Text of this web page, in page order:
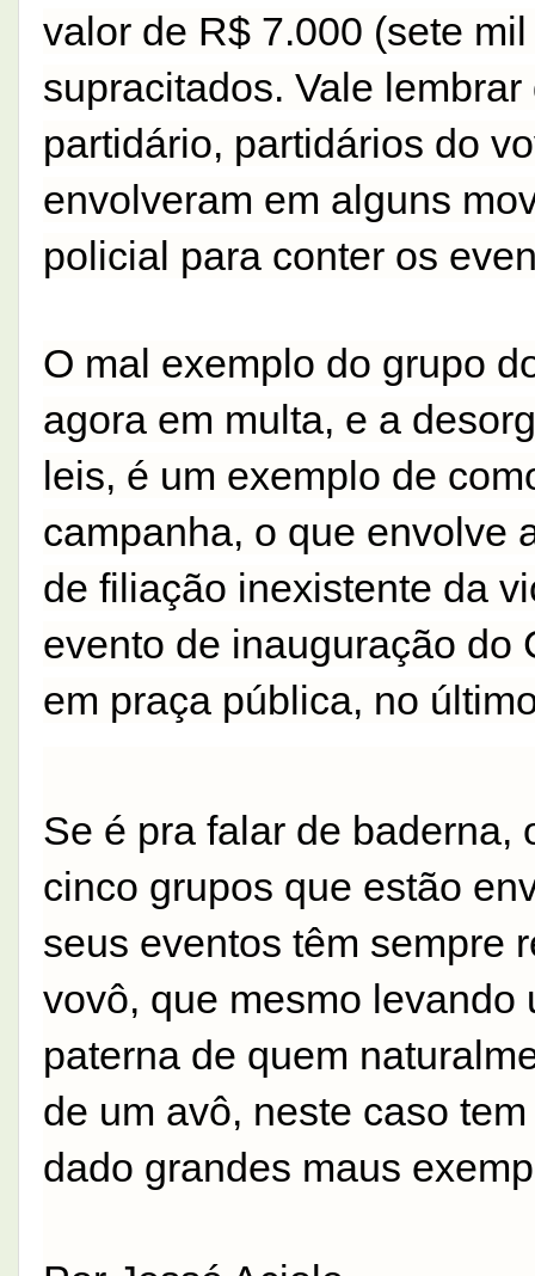
valor de R$ 7.000 (sete
supracitados. Vale
partidário, partidários do
envolveram em alguns
policial para conter os
O mal exemplo do grupo
agora em multa, e a
leis, é um exemplo de
campanha, o que envolve
de filiação inexistente da
evento de inauguração do
em praça pública, no
Se é pra falar de baderna,
cinco grupos que estão
seus eventos têm sempre
vovô, que mesmo
paterna de quem
de um avô, neste caso
dado grandes maus